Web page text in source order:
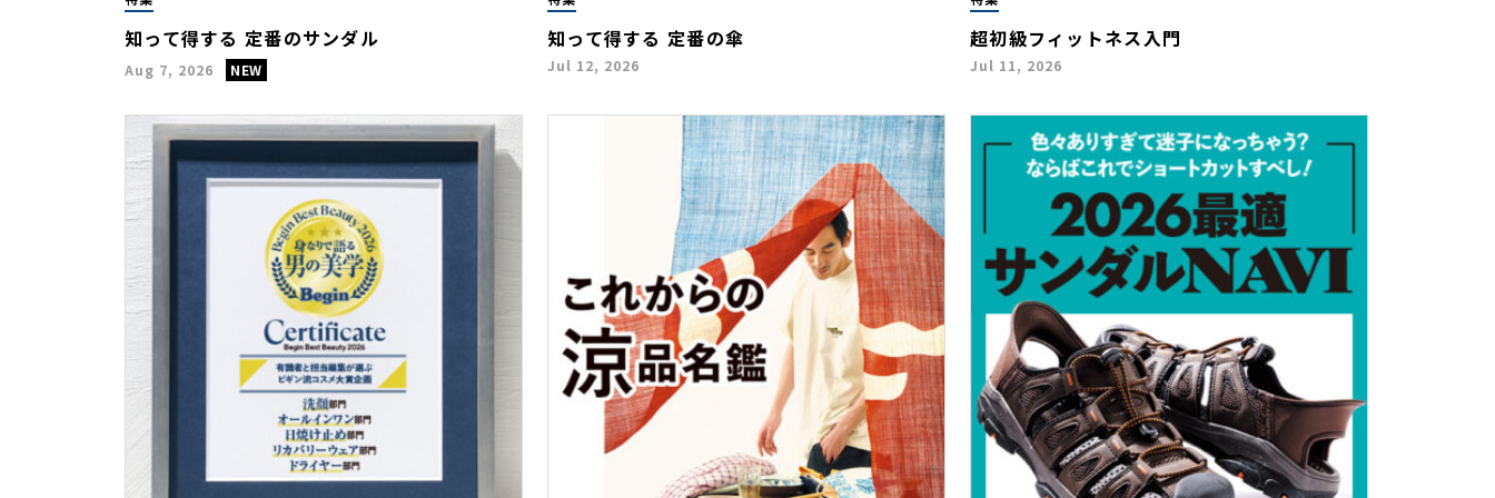
知って得する 定番のサンダル
Aug 7, 2026
知って得する 定番の傘
Jul 12, 2026
超初級フィットネス入門
Jul 11, 2026